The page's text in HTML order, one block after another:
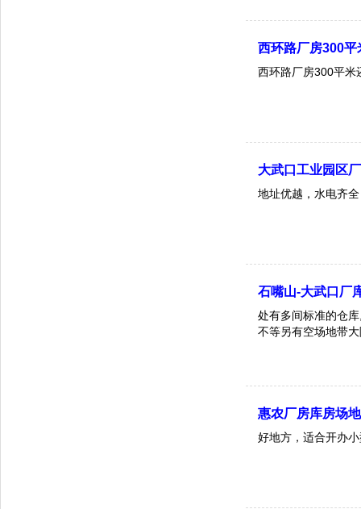
西环路厂房300
西环路厂房300平米
大武口工业园区
地址优越，水电齐
石嘴山-大武口厂
处有多间标准的仓
不等另有空场地带
惠农厂房库房场
好地方，适合开办